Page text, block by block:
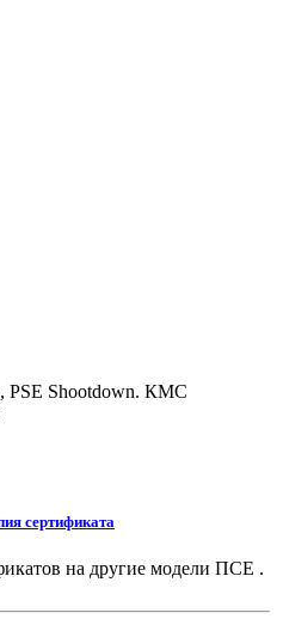
PSE Shootdown. КМС
сертификата
на другие модели ПСЕ .